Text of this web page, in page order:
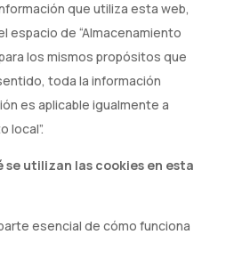
que utiliza esta web,
espacio de “Almacenamiento
los mismos propósitos que
toda la información
es aplicable igualmente a
local”.
se utilizan las cookies en esta
esencial de cómo funciona